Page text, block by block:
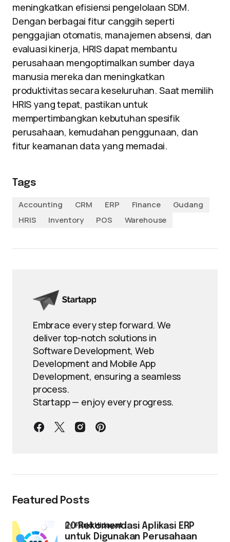
meningkatkan efisiensi pengelolaan SDM.
Dengan berbagai fitur canggih seperti
penggajian otomatis, manajemen absensi, dan
evaluasi kinerja, HRIS dapat membantu
perusahaan mengoptimalkan sumber daya
manusia mereka dan meningkatkan
produktivitas secara keseluruhan. Saat memilih
HRIS yang tepat, pastikan untuk
mempertimbangkan kebutuhan spesifik
perusahaan, kemudahan penggunaan, dan
fitur keamanan data yang memadai.
Tags
Accounting
CRM ERP Finance
Gudang
HRIS
Inventory POS Warehouse
Embrace every step forward. We
deliver top-notch solutions in
Software Development, Web
Development and Mobile App
Development, ensuring a seamless
process.
Startapp — enjoy every progress.
Featured Posts
20 Rekomendasi Aplikasi ERP
untuk Digunakan Perusahaan
byFarid Hidayat